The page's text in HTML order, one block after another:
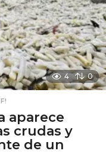
4 0
aparece
crudas y
de un